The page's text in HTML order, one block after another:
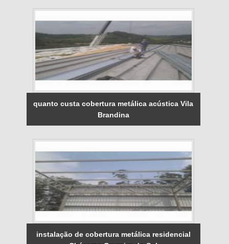
quanto custa cobertura metálica acústica Vila
Brandina
instalação de cobertura metálica residencial